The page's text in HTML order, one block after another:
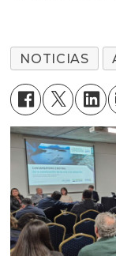
NOTICIAS